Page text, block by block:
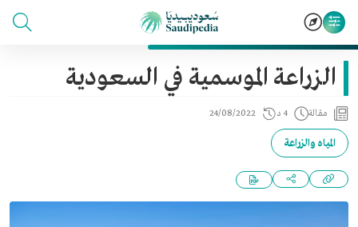
الزراعة الموسمية في السعودية
مقالة 4 د 24/08/2022
المياه والزراعة